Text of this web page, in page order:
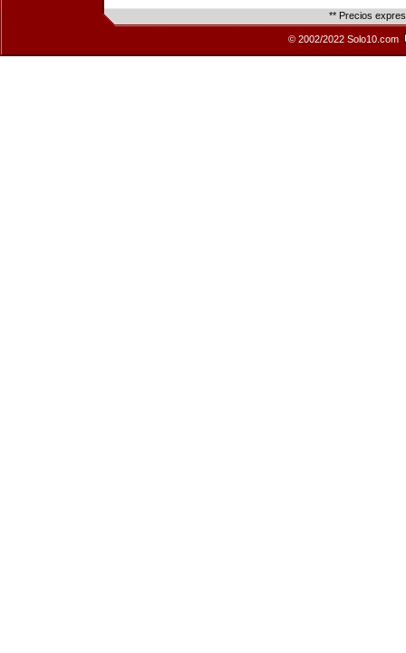
** Precios
© 2002/2022 Solo10.com